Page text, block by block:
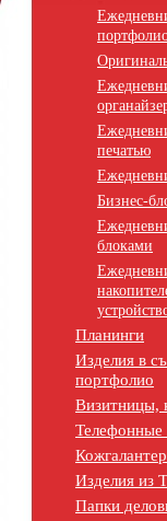
печатью
Бизнес-
блоками
Планинги
Изделия в
портфолио
Визитницы,
Телефонные
Изделия из
Папки